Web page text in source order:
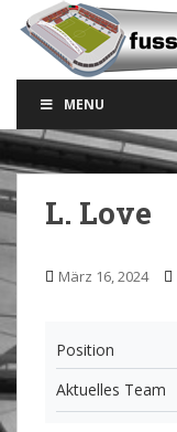
o
m
a
i
n
n
t
e
n
t
MENU
L. Love
März 16, 2024
Position
Aktuelles Team